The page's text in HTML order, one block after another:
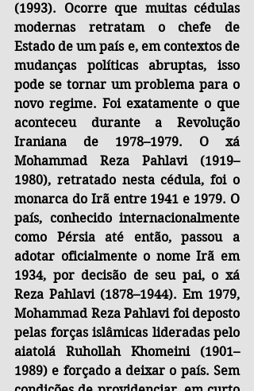
(1993). Ocorre que muitas cédulas
modernas retratam o chefe de
Estado de um país e, em contextos de
mudanças políticas abruptas, isso
pode se tornar um problema para o
novo regime. Foi exatamente o que
aconteceu durante a Revolução
Iraniana de 1978–1979. O xá
Mohammad Reza Pahlavi (1919–
1980), retratado nesta cédula, foi o
monarca do Irã entre 1941 e 1979. O
país, conhecido internacionalmente
como Pérsia até então, passou a
adotar oficialmente o nome Irã em
1934, por decisão de seu pai, o xá
Reza Pahlavi (1878–1944). Em 1979,
Mohammad Reza Pahlavi foi deposto
pelas forças islâmicas lideradas pelo
aiatolá Ruhollah Khomeini (1901–
1989) e forçado a deixar o país. Sem